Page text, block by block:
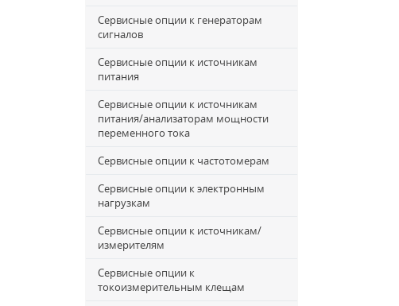
Сервисные опции к генераторам
сигналов
Сервисные опции к источникам
питания
Сервисные опции к источникам
питания/анализаторам мощности
переменного тока
Сервисные опции к частотомерам
Сервисные опции к электронным
нагрузкам
Сервисные опции к источникам/
измерителям
Сервисные опции к
токоизмерительным клещам